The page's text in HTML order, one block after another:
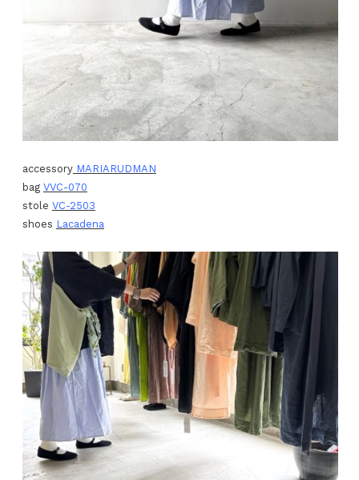
accessoryMARIARUDMAN
bag VVC-070
stole VC-2503
shoes Lacadena